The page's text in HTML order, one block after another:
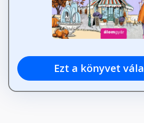
Ezt a könyvet